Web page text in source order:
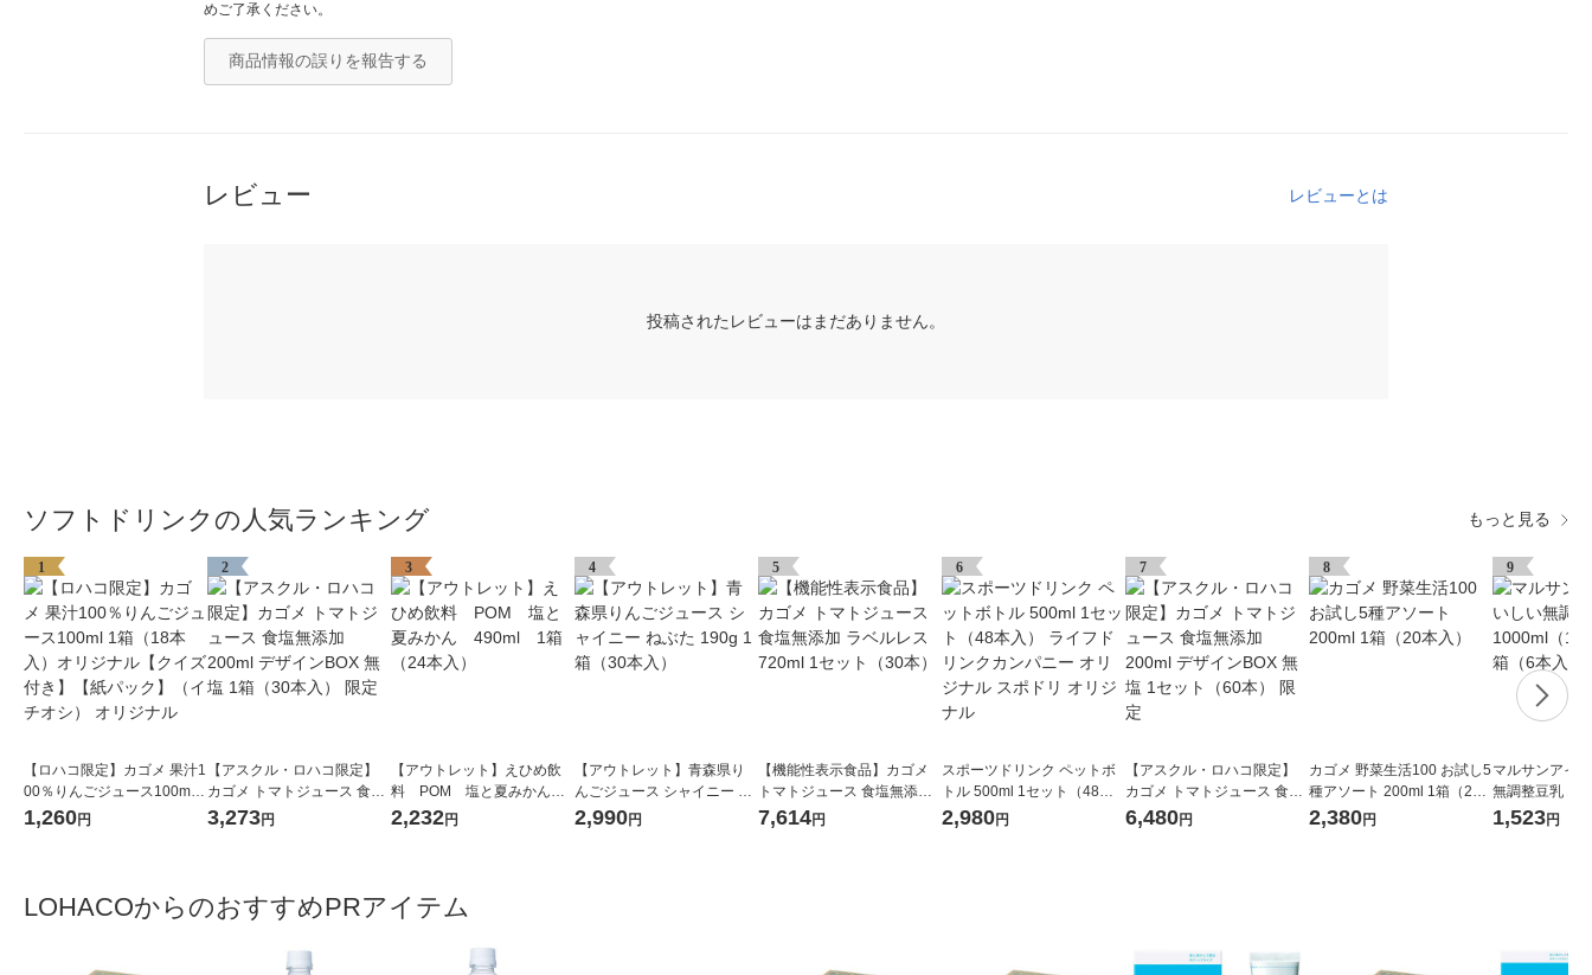
めご了承ください。
商品情報の誤りを報告する
レビュー レビューとは
投稿されたレビューはまだありません。
ソフトドリンクの人気ランキング もっと見る
1
【ロハコ限定】カゴメ 果汁1
00％りんごジュース100ml 1
箱（18本入）オリジナル
1,260円
2
【アスクル・ロハコ限定】
カゴメ トマトジュース 食塩
無添加 200ml デザインBOX
3,273円
3
【アウトレット】えひめ飲
料 POM 塩と夏みかん 4
90ml 1箱（24本入）
2,232円
4
【アウトレット】青森県り
んごジュース シャイニー ね
ぶた 190g 1箱（30本入）
2,990円
5
【機能性表示食品】カゴメ
トマトジュース 食塩無添加
ラベルレス 720ml 1セット
7,614円
6
スポーツドリンク ペットボ
トル 500ml 1セット（48本
入） ライフドリンクカンパ
2,980円
7
【アスクル・ロハコ限定】
カゴメ トマトジュース 食塩
無添加 200ml デザインBOX
6,480円
8
カゴメ 野菜生活100 お試し5
種アソート 200ml 1箱（20
本入）
2,380円
9
マルサンアイ
無調整豆乳
トル） 1箱（6
1,523円
LOHACOからのおすすめPRアイテム